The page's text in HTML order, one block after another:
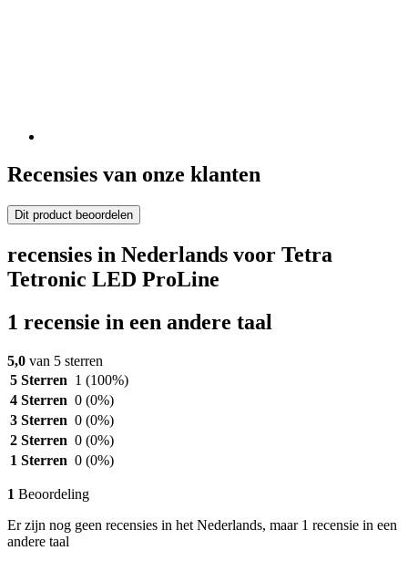
Recensies van onze klanten
Dit product beoordelen
recensies in Nederlands voor Tetra
Tetronic LED ProLine
1 recensie in een andere taal
5,0 van 5 sterren
5 Sterren 1 (100%)
4 Sterren 0 (0%)
3 Sterren 0 (0%)
2 Sterren 0 (0%)
1 Sterren 0 (0%)
1 Beoordeling
Er zijn nog geen recensies in het Nederlands, maar 1 recensie in een
andere taal